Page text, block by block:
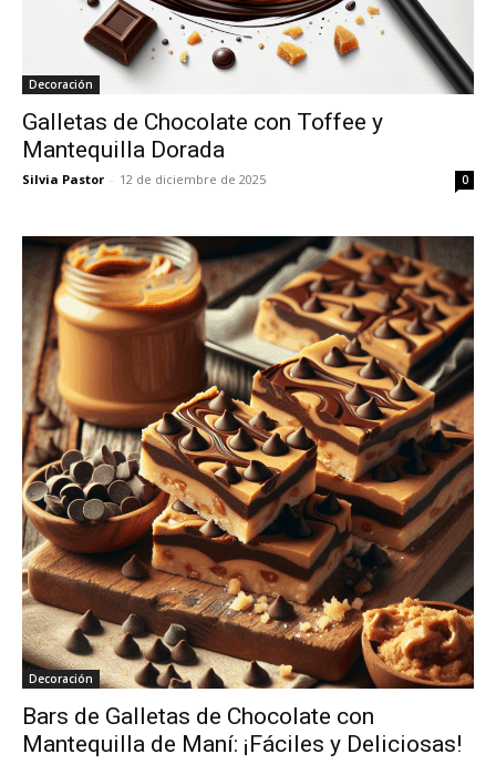
Decoración
Galletas de Chocolate con Toffee y
Mantequilla Dorada
Silvia Pastor - 12 de diciembre de 2025 0
Decoración
Bars de Galletas de Chocolate con
Mantequilla de Maní: ¡Fáciles y Deliciosas!